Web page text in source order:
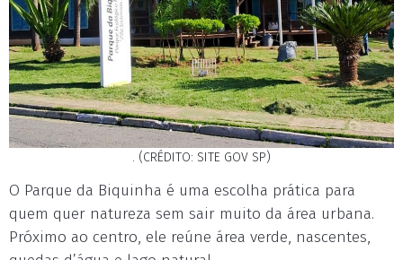
. (CRÉDITO: SITE GOV SP)
O Parque da Biquinha é uma escolha prática para
quem quer natureza sem sair muito da área urbana.
Próximo ao centro, ele reúne área verde, nascentes,